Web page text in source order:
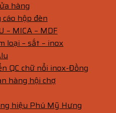
hàng
hộp đèn
– MICA – MDF
loại – sắt – inox
QC chữ nổi inox-Đồng
hàng hội chợ
hiệu Phú Mỹ Hưng